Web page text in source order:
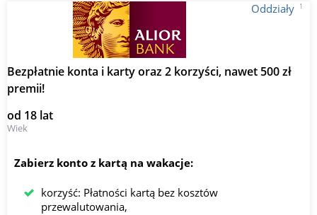
Oddziały 1
Bezpłatnie konta i karty oraz 2 korzyści, nawet 500 zł
premii!
od 18 lat
Wiek
Zabierz konto z kartą na wakacje:
korzyść: Płatności kartą bez kosztów
przewalutowania,